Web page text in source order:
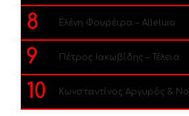
8 Ελένη Φουρέιρα – Alleluia
9 Πέτρος Ιακωβίδης – Τέλεια
10 Κωνσταντίνος Αργυρός &